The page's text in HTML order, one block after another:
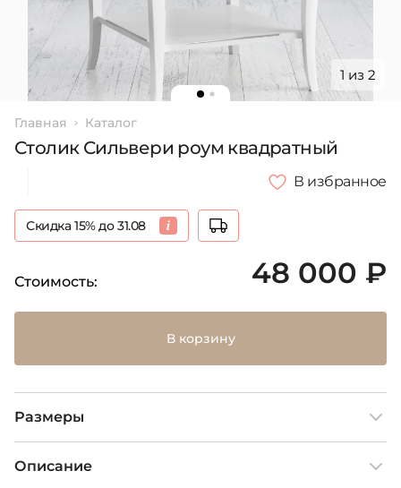
1 из 2
Главная Каталог
Столик Сильвери роум квадратный
В избранное
Скидка 15% до 31.08
Стоимость: 48 000 ₽
В корзину
Размеры
Описание